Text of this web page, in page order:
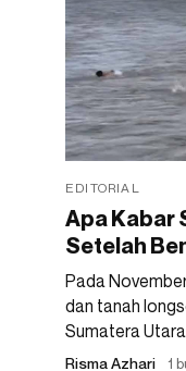
EDITORIAL
Apa Kabar
Setelah
Pada
dan tanah
Sumatera
Risma Azhari 1